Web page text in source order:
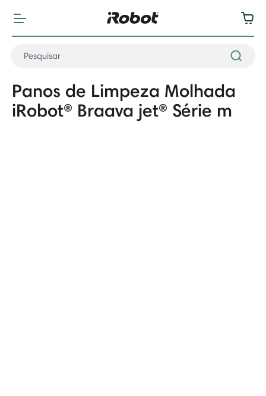
Panos de Limpeza Molhada
iRobot® Braava jet® Série m